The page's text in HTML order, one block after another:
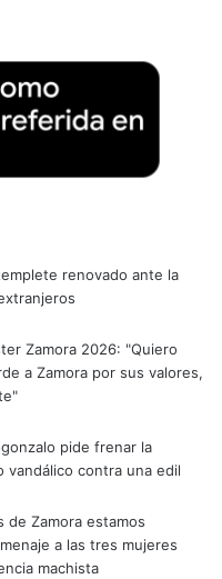
renovado ante la
Zamora 2026: "Quiero
a Zamora por sus valores,
pide frenar la
vandálico contra una edil
de Zamora estamos
a las tres mujeres
machista